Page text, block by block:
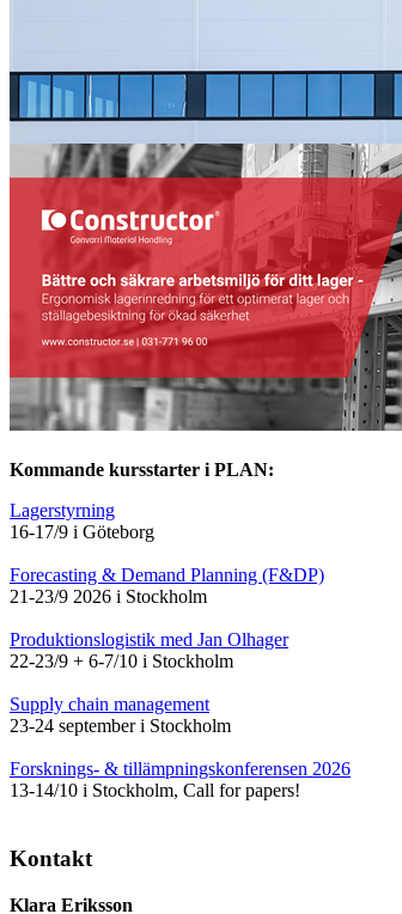
Kommande kursstarter i PLAN:
Lagerstyrning
16-17/9 i Göteborg
Forecasting & Demand Planning (F&DP)
21-23/9 2026 i Stockholm
Produktionslogistik med Jan Olhager
22-23/9 + 6-7/10 i Stockholm
Supply chain management
23-24 september i Stockholm
Forsknings- & tillämpningskonferensen 2026
13-14/10 i Stockholm, Call for papers!
Kontakt
Klara Eriksson